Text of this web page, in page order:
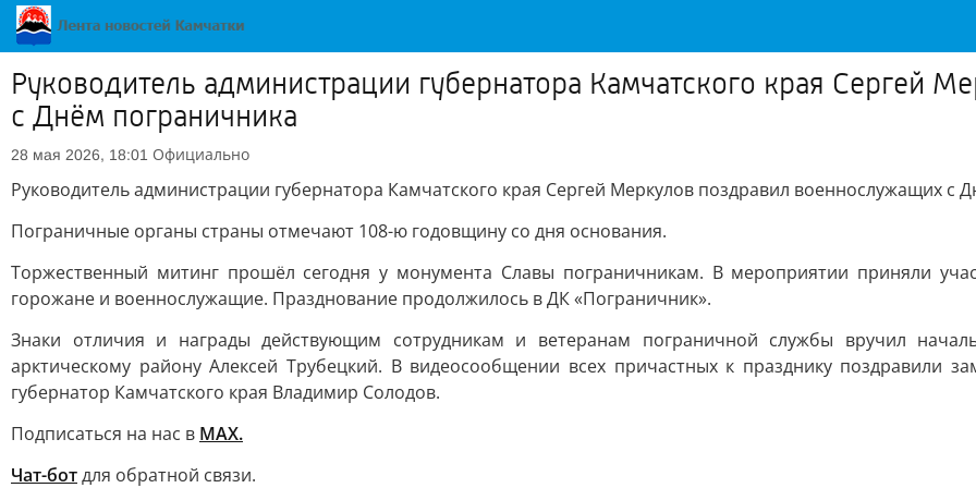
Руководитель администрации губернатора Камчатского края Сергей
с Днём пограничника
28 мая 2026, 18:01 Официально
Руководитель администрации губернатора Камчатского края Сергей Меркулов поздравил военнослужащих с
Пограничные органы страны отмечают 108-ю годовщину со дня основания.
Торжественный митинг прошёл сегодня у монумента Славы пограничникам. В мероприятии приняли
горожане и военнослужащие. Празднование продолжилось в ДК «Пограничник».
Знаки отличия и награды действующим сотрудникам и ветеранам пограничной службы вручил
арктическому району Алексей Трубецкий. В видеосообщении всех причастных к празднику поздравили
губернатор Камчатского края Владимир Солодов.
Подписаться на нас в MAX.
Чат-ботдля обратной связи.